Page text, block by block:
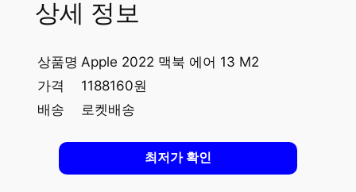
상세 정보
상품명 Apple 2022 맥북 에어 13 M2
가격
1188160원
배송
로켓배송
최저가 확인